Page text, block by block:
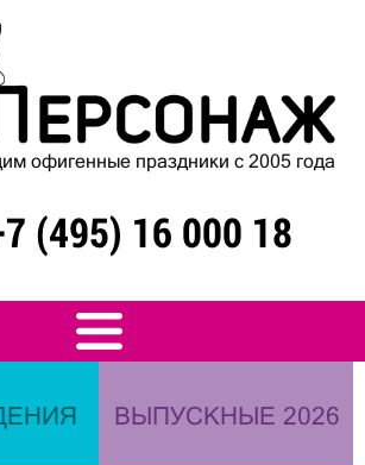
офигенные праздники с 2005 года
(495) 16 000 18
ВЫПУСКНЫЕ 2026